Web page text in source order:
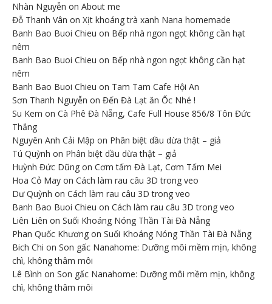
Nhàn Nguyễn on About me
Đỗ Thanh Vân on Xịt khoáng trà xanh Nana homemade
Banh Bao Buoi Chieu on Bếp nhà ngon ngọt không cần hạt
nêm
Banh Bao Buoi Chieu on Bếp nhà ngon ngọt không cần hạt
nêm
Banh Bao Buoi Chieu on Tam Tam Cafe Hội An
Sơn Thanh Nguyễn on Đến Đà Lạt ăn Ốc Nhé !
Su Kem on Cà Phê Đà Nẵng, Cafe Full House 856/8 Tôn Đức
Thắng
Nguyên Anh Cải Mập on Phân biệt dầu dừa thật – giả
Tú Quỳnh on Phân biệt dầu dừa thật – giả
Huỳnh Đức Dũng on Cơm tấm Đà Lạt, Cơm Tấm Mei
Hoa Cỏ May on Cách làm rau câu 3D trong veo
Dư Quỳnh on Cách làm rau câu 3D trong veo
Banh Bao Buoi Chieu on Cách làm rau câu 3D trong veo
Liên Liên on Suối Khoáng Nóng Thần Tài Đà Nẵng
Phan Quốc Khương on Suối Khoáng Nóng Thần Tài Đà Nẵng
Bich Chi on Son gấc Nanahome: Dưỡng môi mềm mịn, không
chì, không thâm môi
Lê Bình on Son gấc Nanahome: Dưỡng môi mềm mịn, không
chì, không thâm môi